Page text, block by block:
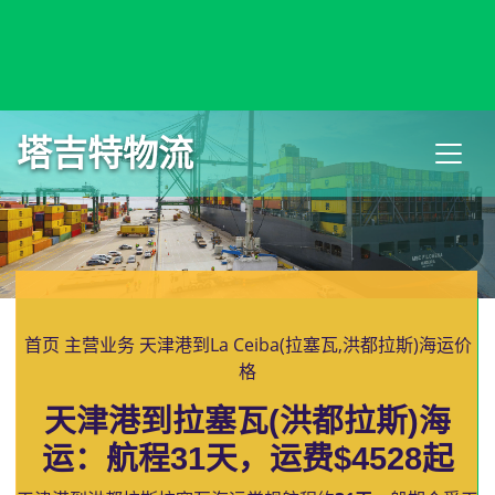
塔吉特物流
首页 主营业务 天津港到La Ceiba(拉塞瓦,洪都拉斯)海运价
格
天津港到拉塞瓦(洪都拉斯)海
运：航程31天，运费$4528起